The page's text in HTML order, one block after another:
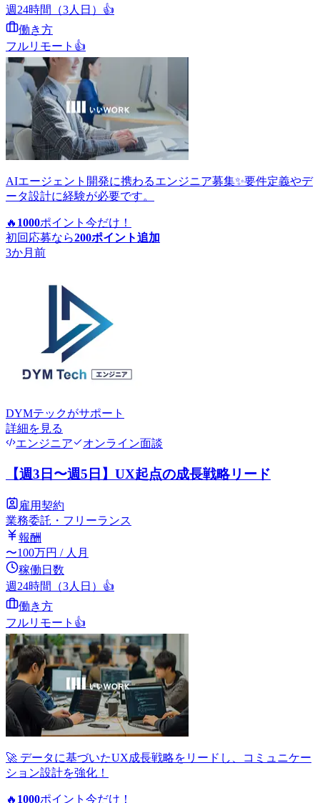
週24時間（3人日） 👍
働き方
フルリモート 👍
AIエージェント開発に携わるエンジニア募集✨要件定義やデ
ータ設計に経験が必要です。
🔥 1000ポイント 今だけ！
初回応募なら200ポイント追加
3か月前
DYMテックがサポート
詳細を見る
エンジニア
オンライン面談
【週3日〜週5日】UX起点の成長戦略リード
雇用契約
業務委託・フリーランス
報酬
〜100万円 / 人月
稼働日数
週24時間（3人日） 👍
働き方
フルリモート 👍
🚀 データに基づいたUX成長戦略をリードし、コミュニケー
ション設計を強化！
🔥 1000ポイント 今だけ！